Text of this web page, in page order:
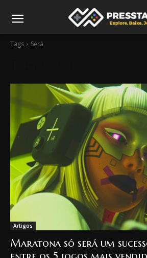
Tags Será
Artigos
Maratona só será um